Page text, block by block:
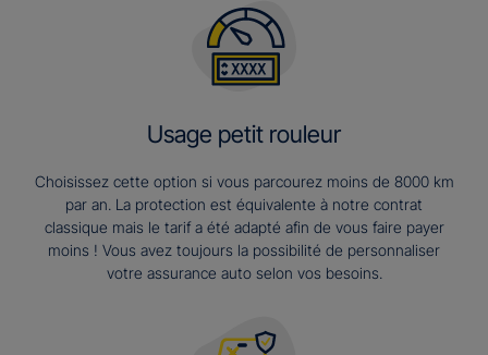
Usage petit rouleur
Choisissez cette option si vous parcourez moins de 8000 km
par an. La protection est équivalente à notre contrat
classique mais le tarif a été adapté afin de vous faire payer
moins ! Vous avez toujours la possibilité de personnaliser
votre assurance auto selon vos besoins.